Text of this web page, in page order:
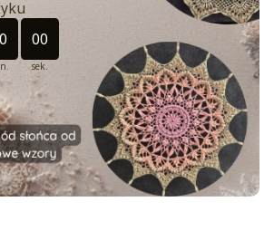
2026-08-30 23:49:00
00
sek.